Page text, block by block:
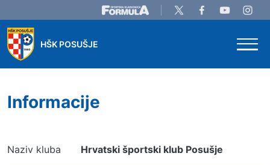
HŠK POSUŠJE
Informacije
Naziv kluba Hrvatski športski klub Posušje